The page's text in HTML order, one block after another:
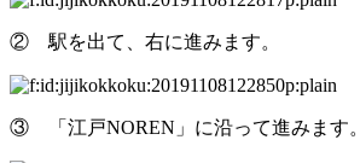
② 駅を出て、右に進みます。
③ 「江戸NOREN」に沿って進みます。